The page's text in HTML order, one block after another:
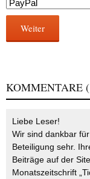
Weiter
KOMMENTARE
Liebe Leser!
Wir sind dankbar
Beteiligung sehr.
Beiträge auf der
Monatszeitschrift